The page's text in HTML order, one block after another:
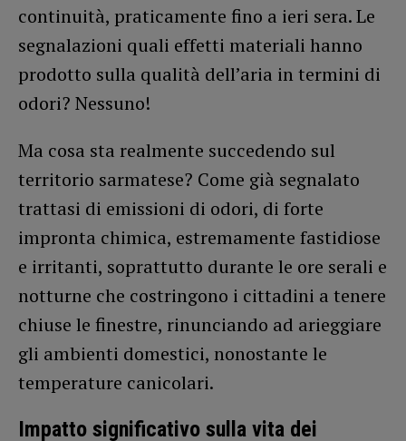
continuità, praticamente fino a ieri sera. Le
segnalazioni quali effetti materiali hanno
prodotto sulla qualità dell’aria in termini di
odori? Nessuno!
Ma cosa sta realmente succedendo sul
territorio sarmatese? Come già segnalato
trattasi di emissioni di odori, di forte
impronta chimica, estremamente fastidiose
e irritanti, soprattutto durante le ore serali e
notturne che costringono i cittadini a tenere
chiuse le finestre, rinunciando ad arieggiare
gli ambienti domestici, nonostante le
temperature canicolari.
Impatto significativo sulla vita dei